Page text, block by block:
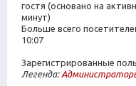
гостя (основано на
минут)
Больше всего
10:07
Зарегистрированные
Легенда: